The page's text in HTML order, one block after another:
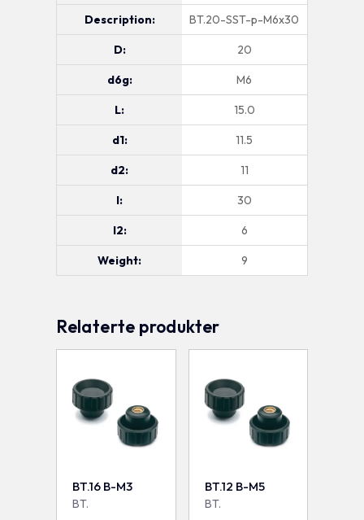
Description: BT.20-SST-p-M6x30
D: 20
d6g: M6
L: 15.0
d1: 11.5
d2: 11
l: 30
l2: 6
Weight: 9
Relaterte produkter
BT.16 B-M3
BT.
BT.12 B-M5
BT.